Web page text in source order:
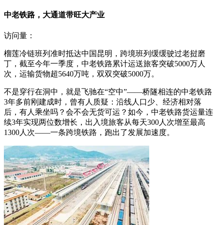
中老铁路，大通道带旺大产业
访问量：
榴莲冷链班列准时抵达中国昆明，跨境班列缓缓驶过老挝磨
丁，截至今年一季度，中老铁路累计运送旅客突破5000万人
次，运输货物超5640万吨，双双突破5000万。
不是穿行在洞中，就是飞驰在“空中”——桥隧相连的中老铁路
3年多前刚建成时，曾有人质疑：沿线人口少、经济相对落
后，有人乘坐吗？会不会无货可运？如今，中老铁路货运量连
续3年实现两位数增长，出入境旅客从每天300人次增至最高
1300人次——一条跨境铁路，跑出了发展加速度。